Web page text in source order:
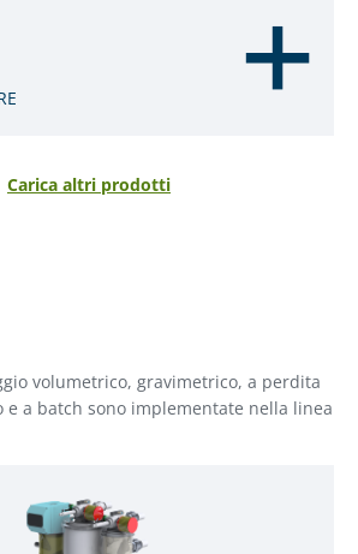
Carica altri prodotti
volumetrico, gravimetrico, a perdita
a batch sono implementate nella linea